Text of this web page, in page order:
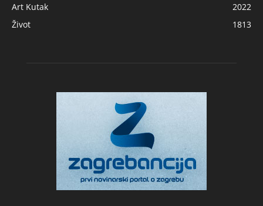
Art Kutak
2022
Život
1813